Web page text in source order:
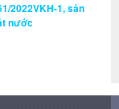
2022VKH-1, sản
nước